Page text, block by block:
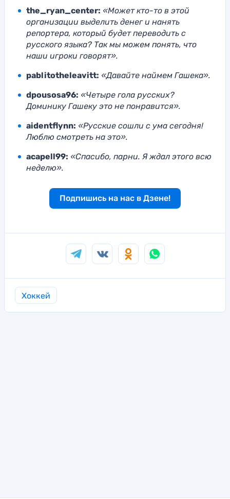
the_ryan_center: «Может кто-то в этой
организации выделить денег и нанять
репортера, который будет переводить с
русского языка? Так мы можем понять, что
наши игроки говорят».
pablitotheleavitt: «Давайте наймем Гашека».
dpousosa96: «Четыре гола русских?
Доминику Гашеку это не понравится».
aidentflynn: «Русские сошли с ума сегодня!
Люблю смотреть на это».
acapell99: «Спасибо, парни. Я ждал этого всю
неделю».
Подпишись на нас в Дзене!
Хоккей